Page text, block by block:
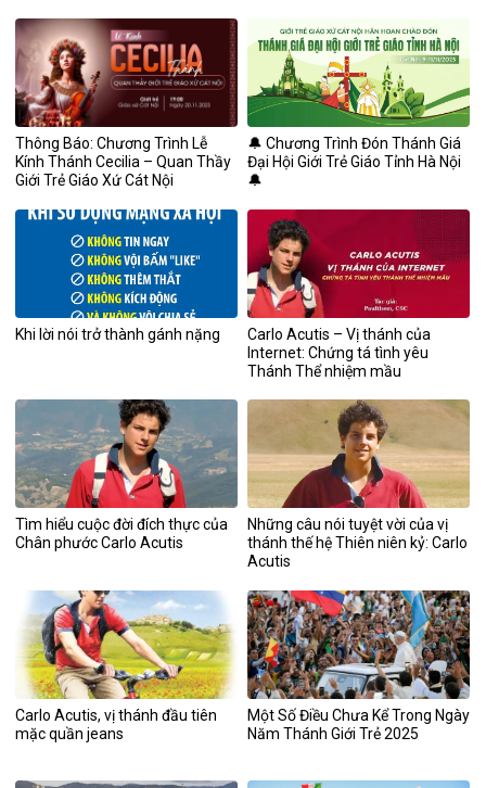
Thông Báo: Chương Trình Lễ
Kính Thánh Cecilia – Quan Thầy
Giới Trẻ Giáo Xứ Cát Nội
🔔 Chương Trình Đón Thánh Giá
Đại Hội Giới Trẻ Giáo Tỉnh Hà Nội
🔔
Khi lời nói trở thành gánh nặng
Carlo Acutis – Vị thánh của
Internet: Chứng tá tình yêu
Thánh Thể nhiệm mầu
Tìm hiểu cuộc đời đích thực của
Chân phước Carlo Acutis
Những câu nói tuyệt vời của vị
thánh thế hệ Thiên niên kỷ: Carlo
Acutis
Carlo Acutis, vị thánh đầu tiên
mặc quần jeans
Một Số Điều Chưa Kể Trong Ngày
Năm Thánh Giới Trẻ 2025